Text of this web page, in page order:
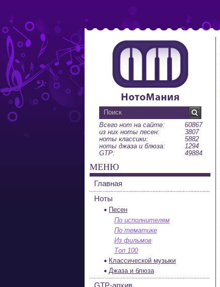
Всего нот на сайте:
60867
из них ноты песен:
3807
ноты классики:
5882
ноты джаза и блюза:
1294
GTP:
49884
МЕНЮ
Главная
Ноты
Песен
По исполнителям
По тематике
Из фильмов
Топ 100
Классической музыки
Джаза и блюза
GTP-архив